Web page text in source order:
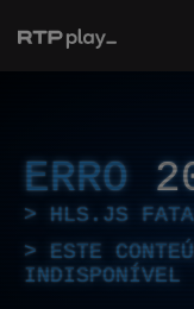
ERRO
HLS.JS
ESTE
INDISPONÍVEL